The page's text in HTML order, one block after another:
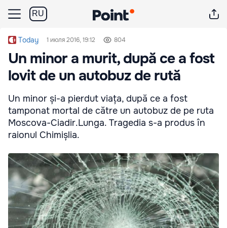
RU
Today 1 июля 2016, 19:12 804
Un minor a murit, după ce a fost
lovit de un autobuz de rută
Un minor și-a pierdut viața, după ce a fost
tamponat mortal de către un autobuz de pe ruta
Moscova-Ciadir.Lunga. Tragedia s-a produs în
raionul Chimișlia.